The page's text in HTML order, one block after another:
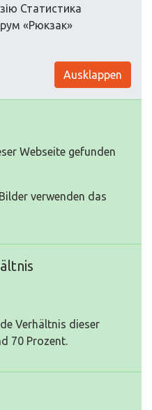
Статистика
«Рюкзак»
Ausklappen
Webseite gefunden
verwenden das
Verhältnis dieser
70 Prozent.